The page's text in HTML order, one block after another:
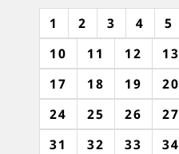
1 2 3 4 5
10
11 12 13
17
18 19 20
24
25 26 27
31
32 33 34